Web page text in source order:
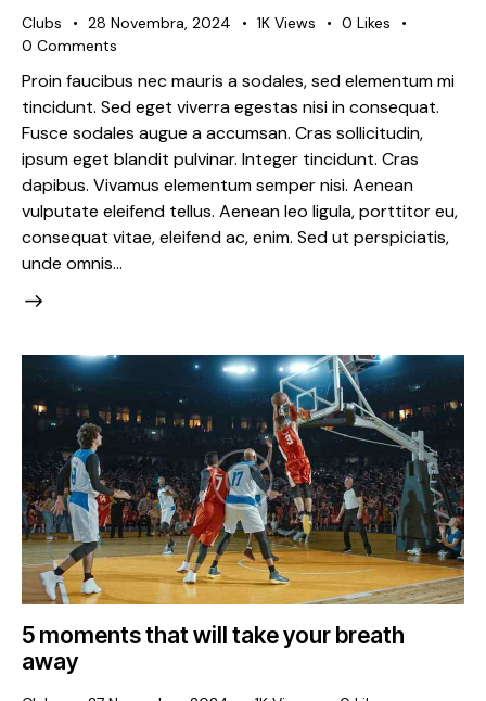
Clubs 28 Novembra, 2024 1K Views 0 Likes
0 Comments
Proin faucibus nec mauris a sodales, sed elementum mi
tincidunt. Sed eget viverra egestas nisi in consequat.
Fusce sodales augue a accumsan. Cras sollicitudin,
ipsum eget blandit pulvinar. Integer tincidunt. Cras
dapibus. Vivamus elementum semper nisi. Aenean
vulputate eleifend tellus. Aenean leo ligula, porttitor eu,
consequat vitae, eleifend ac, enim. Sed ut perspiciatis,
unde omnis…
5 moments that will take your breath
away